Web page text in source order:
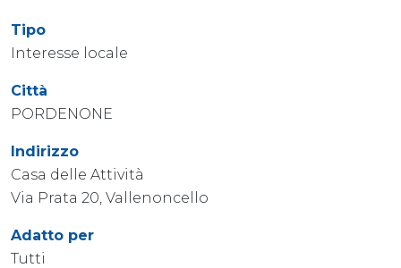
Tipo
Interesse locale
Città
PORDENONE
Indirizzo
Casa delle Attività
Via Prata 20, Vallenoncello
Adatto per
Tutti